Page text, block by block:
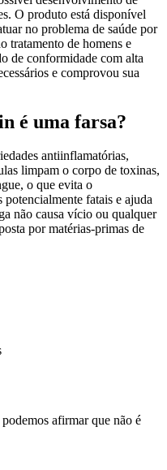
O produto está disponível
no problema de saúde por
tratamento de homens e
de conformidade com alta
e comprovou sua
é uma farsa?
antiinflamatórias,
limpam o corpo de toxinas,
o que evita o
potencialmente fatais e ajuda
não causa vício ou qualquer
por matérias-primas de
afirmar que não é